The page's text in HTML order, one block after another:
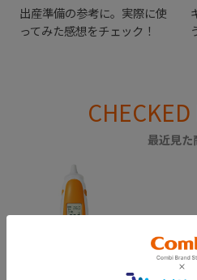
出産準備の参考に。実際に使
ってみた感想をチェック！
最近見た